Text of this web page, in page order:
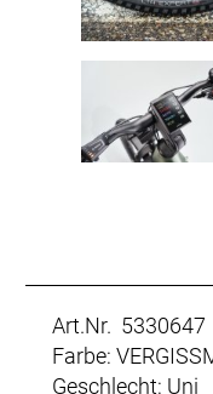
Art.Nr. 5330647
Farbe:
Geschlecht: Uni